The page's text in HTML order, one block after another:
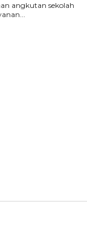
angkutan sekolah